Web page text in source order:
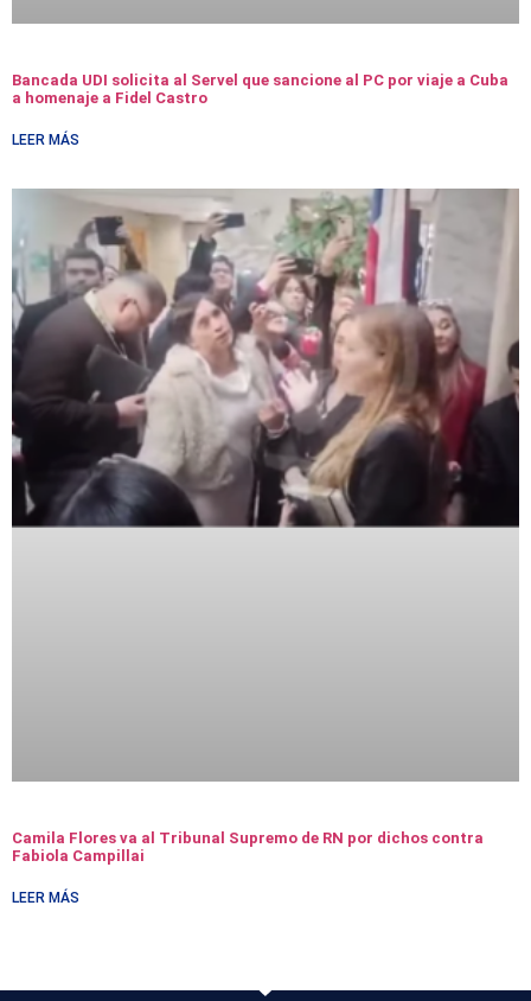
Bancada UDI solicita al Servel que sancione al PC por viaje a Cuba
a homenaje a Fidel Castro
LEER MÁS
Camila Flores va al Tribunal Supremo de RN por dichos contra
Fabiola Campillai
LEER MÁS